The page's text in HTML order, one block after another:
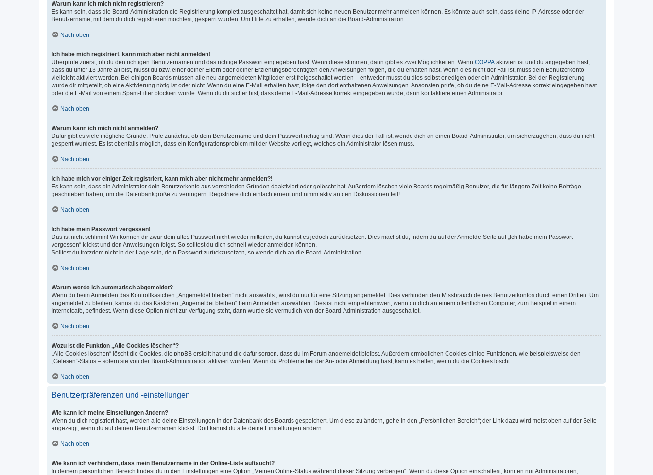
Warum kann ich mich nicht registrieren?
Es kann sein, dass die Board-Administration die Registrierung komplett ausgeschaltet hat, damit sich keine neuen Benutzer mehr anmelden können. Es könnte auch sein, dass deine IP-Adresse oder der
Benutzername, mit dem du dich registrieren möchtest, gesperrt wurden. Um Hilfe zu erhalten, wende dich an die Board-Administration.
Nach oben
Ich habe mich registriert, kann mich aber nicht anmelden!
Überprüfe zuerst, ob du den richtigen Benutzernamen und das richtige Passwort eingegeben hast. Wenn diese stimmen, dann gibt es zwei Möglichkeiten. Wenn COPPA aktiviert ist und du angegeben hast,
dass du unter 13 Jahre alt bist, musst du bzw. einer deiner Eltern oder deiner Erziehungsberechtigten den Anweisungen folgen, die du erhalten hast. Wenn dies nicht der Fall ist, muss dein Benutzerkonto
vielleicht aktiviert werden. Bei einigen Boards müssen alle neu angemeldeten Mitglieder erst freigeschaltet werden – entweder musst du dies selbst erledigen oder ein Administrator. Bei der Registrierung
wurde dir mitgeteilt, ob eine Aktivierung nötig ist oder nicht. Wenn du eine E-Mail erhalten hast, folge den dort enthaltenen Anweisungen. Ansonsten prüfe, ob du deine E-Mail-Adresse korrekt eingegeben hast
oder die E-Mail von einem Spam-Filter blockiert wurde. Wenn du dir sicher bist, dass deine E-Mail-Adresse korrekt eingegeben wurde, dann kontaktiere einen Administrator.
Nach oben
Warum kann ich mich nicht anmelden?
Dafür gibt es viele mögliche Gründe. Prüfe zunächst, ob dein Benutzername und dein Passwort richtig sind. Wenn dies der Fall ist, wende dich an einen Board-Administrator, um sicherzugehen, dass du nicht
gesperrt wurdest. Es ist ebenfalls möglich, dass ein Konfigurationsproblem mit der Website vorliegt, welches ein Administrator lösen muss.
Nach oben
Ich habe mich vor einiger Zeit registriert, kann mich aber nicht mehr anmelden?!
Es kann sein, dass ein Administrator dein Benutzerkonto aus verschieden Gründen deaktiviert oder gelöscht hat. Außerdem löschen viele Boards regelmäßig Benutzer, die für längere Zeit keine Beiträge
geschrieben haben, um die Datenbankgröße zu verringern. Registriere dich einfach erneut und nimm aktiv an den Diskussionen teil!
Nach oben
Ich habe mein Passwort vergessen!
Das ist nicht schlimm! Wir können dir zwar dein altes Passwort nicht wieder mitteilen, du kannst es jedoch zurücksetzen. Dies machst du, indem du auf der Anmelde-Seite auf „Ich habe mein Passwort
vergessen“ klickst und den Anweisungen folgst. So solltest du dich schnell wieder anmelden können.
Solltest du trotzdem nicht in der Lage sein, dein Passwort zurückzusetzen, so wende dich an die Board-Administration.
Nach oben
Warum werde ich automatisch abgemeldet?
Wenn du beim Anmelden das Kontrollkästchen „Angemeldet bleiben“ nicht auswählst, wirst du nur für eine Sitzung angemeldet. Dies verhindert den Missbrauch deines Benutzerkontos durch einen Dritten. Um
angemeldet zu bleiben, kannst du das Kästchen „Angemeldet bleiben“ beim Anmelden auswählen. Dies ist nicht empfehlenswert, wenn du dich an einem öffentlichen Computer, zum Beispiel in einem
Internetcafé, befindest. Wenn diese Option nicht zur Verfügung steht, dann wurde sie vermutlich von der Board-Administration ausgeschaltet.
Nach oben
Wozu ist die Funktion „Alle Cookies löschen“?
„Alle Cookies löschen“ löscht die Cookies, die phpBB erstellt hat und die dafür sorgen, dass du im Forum angemeldet bleibst. Außerdem ermöglichen Cookies einige Funktionen, wie beispielsweise den
„Gelesen“-Status – sofern sie von der Board-Administration aktiviert wurden. Wenn du Probleme bei der An- oder Abmeldung hast, kann es helfen, wenn du die Cookies löscht.
Nach oben
Benutzerpräferenzen und -einstellungen
Wie kann ich meine Einstellungen ändern?
Wenn du dich registriert hast, werden alle deine Einstellungen in der Datenbank des Boards gespeichert. Um diese zu ändern, gehe in den „Persönlichen Bereich“; der Link dazu wird meist oben auf der Seite
angezeigt, wenn du auf deinen Benutzernamen klickst. Dort kannst du alle deine Einstellungen ändern.
Nach oben
Wie kann ich verhindern, dass mein Benutzername in der Online-Liste auftaucht?
In deinem persönlichen Bereich findest du in den Einstellungen eine Option „Meinen Online-Status während dieser Sitzung verbergen“. Wenn du diese Option einschaltest, können nur Administratoren,